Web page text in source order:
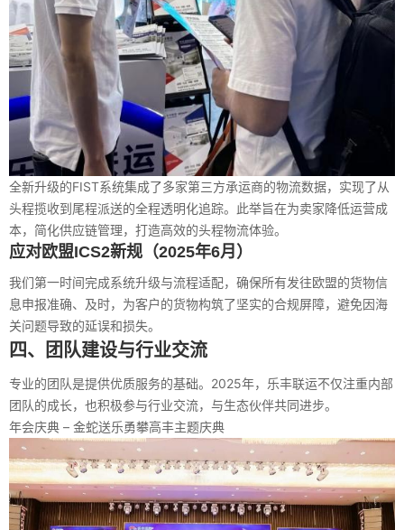
全新升级的FIST系统集成了多家第三方承运商的物流数据，实现了从
头程揽收到尾程派送的全程透明化追踪。此举旨在为卖家降低运营成
本，简化供应链管理，打造高效的头程物流体验。
应对欧盟ICS2新规（2025年6月）
我们第一时间完成系统升级与流程适配，确保所有发往欧盟的货物信
息申报准确、及时，为客户的货物构筑了坚实的合规屏障，避免因海
关问题导致的延误和损失。
四、团队建设与行业交流
专业的团队是提供优质服务的基础。2025年，乐丰联运不仅注重内部
团队的成长，也积极参与行业交流，与生态伙伴共同进步。
年会庆典 – 金蛇送乐勇攀高丰主题庆典